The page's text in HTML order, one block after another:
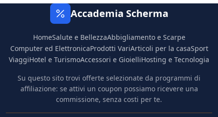
Accademia Scherma
HomeSalute e BellezzaAbbigliamento e Scarpe
Computer ed ElettronicaProdotti VariArticoli per la casaSport
ViaggiHotel e TurismoAccessori e GioielliHosting e Tecnologia
Su questo sito trovi offerte selezionate da programmi di
affiliazione: se attivi un coupon possiamo ricevere una
commissione, senza costi per te.